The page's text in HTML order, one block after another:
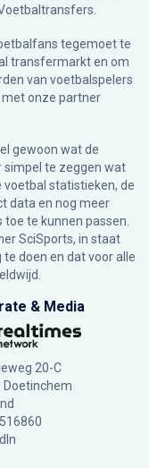
tegemoet te
transfermarkt en om
van voetbalspelers
met onze partner
gewoon wat de
simpel te zeggen wat
voetbal statistieken, de
data en nog meer
te kunnen passen.
SciSports, in staat
doen en dat voor alle
& Media
20-C
Doetinchem